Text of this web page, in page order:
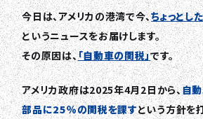
今日は、アメリカの港湾で今、ちょっとし
というニュースをお届けします。
その原因は、「自動車の関税」です。
アメリカ政府は2025年4月2日から、自
部品に25％の関税を課すという方針を